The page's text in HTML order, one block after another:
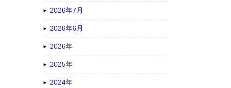
2026年7月
2026年6月
2026年
2025年
2024年